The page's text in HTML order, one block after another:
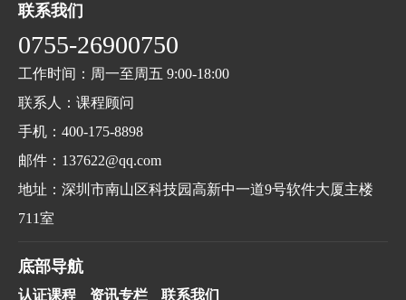
联系我们
0755-26900750
工作时间：周一至周五 9:00-18:00
联系人：课程顾问
手机：400-175-8898
邮件：137622@qq.com
地址：深圳市南山区科技园高新中一道9号软件大厦主楼
711室
底部导航
认证课程 资讯专栏 联系我们